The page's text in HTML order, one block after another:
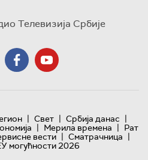
Телевизија Србије
| Свет | Србија данас |
| Мерила времена | Рат
вести | Сматрачница |
могућности 2026